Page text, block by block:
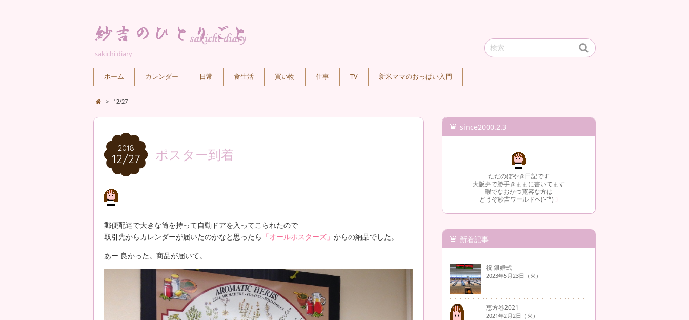
sakichi diary
ホーム カレンダー 日常 食生活 買い物 仕事 TV 新米ママのおっぱい入門
> 12/27
2018
12/27
2018
12/27 ポスター到着
郵便配達で大きな筒を持って自動ドアを入ってこられたので
取引先からカレンダーが届いたのかなと思ったら 「オールポスターズ」 からの納品でした。
あー 良かった。商品が届いて。
since2000.2.3
ただのぼやき日記です
大阪弁で勝手きままに書いてます
暇でなおかつ寛容な方は
どうぞ紗吉ワールドヘ('-'*)
新着記事
祝 銀婚式
2023年5月23日（火）
恵方巻2021
2021年2月2日（火）